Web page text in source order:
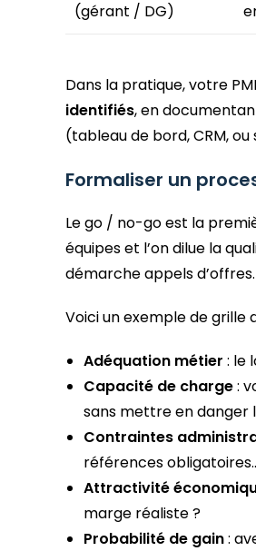
(gérant / DG)
Dans la pratique, votre
identifiés, en
(tableau de bord, CRM,
Formaliser un
Le go / no-go est la
équipes et l’on dilue la
démarche appels d’offres.
Voici un exemple de
Adéquation métier : le
Capacité de charge:
sans mettre en danger
Contraintes
références
Attractivité
marge réaliste ?
Probabilité de gain: